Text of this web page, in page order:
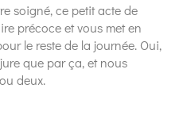
soigné, ce petit acte de
précoce et vous met en
le reste de la journée. Oui,
que par ça, et nous
deux.